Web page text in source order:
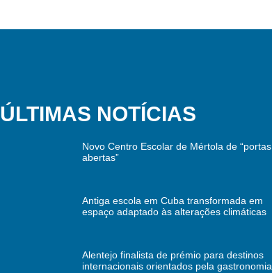
ÚLTIMAS NOTÍCIAS
Novo Centro Escolar de Mértola de “portas
abertas”
Antiga escola em Cuba transformada em
espaço adaptado às alterações climáticas
Alentejo finalista de prémio para destinos
internacionais orientados pela gastronomia